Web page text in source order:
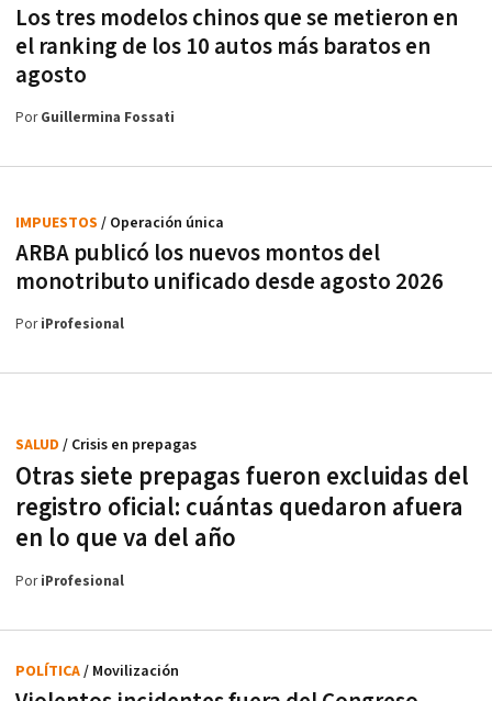
Los tres modelos chinos que se metieron en
el ranking de los 10 autos más baratos en
agosto
PorGuillermina Fossati
ARBA publicó los nuevos montos del
monotributo unificado desde agosto 2026
IMPUESTOS / Operación única
PoriProfesional
Otras siete prepagas fueron excluidas del
registro oficial: cuántas quedaron afuera
en lo que va del año
SALUD / Crisis en prepagas
PoriProfesional
POLÍTICA/ Movilización